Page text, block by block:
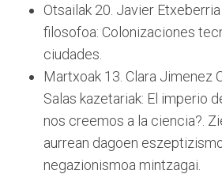
Otsailak 20. Javier
filosofoa: Colonizaciones
ciudades.
Martxoak 13. Clara Jimenez
Salas kazetariak: El imperio
nos creemos a la ciencia?.
aurrean dagoen
negazionismoa mintzagai.